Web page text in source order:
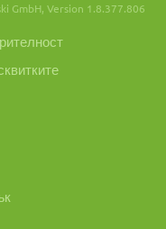
GmbH, Version 1.8.377.806